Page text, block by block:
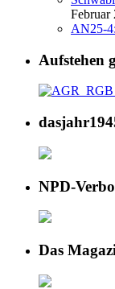
Februar
AN25-
Aufstehen
NPD-
Das